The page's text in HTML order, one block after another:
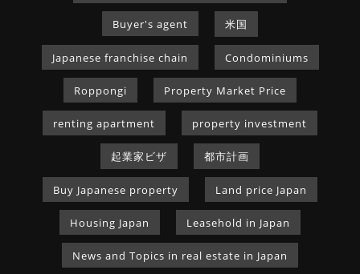
Buyer's agent 米国
Japanese franchise chain Condominiums
Roppongi Property Market Price
renting apartment property investment
起業家ビザ 都市計画
Buy Japanese property Land price Japan
Housing Japan Leasehold in Japan
News and Topics in real estate in Japan